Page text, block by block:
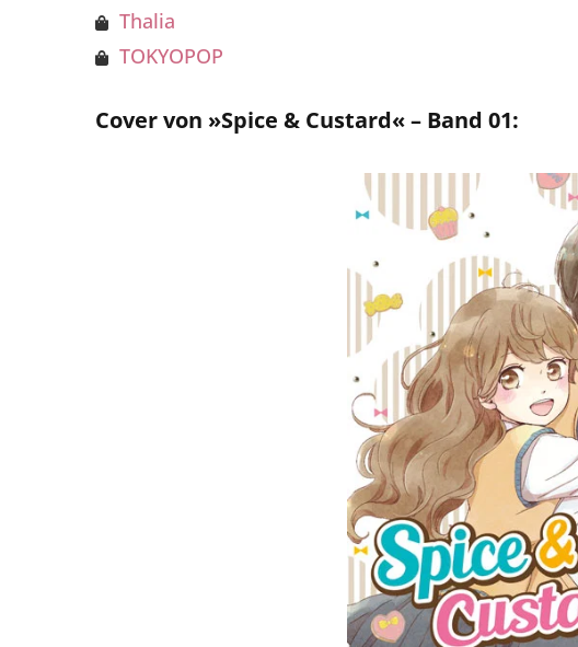
Thalia
TOKYOPOP
Cover von »Spice & Custard« – Band 01: